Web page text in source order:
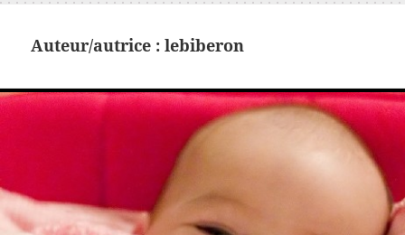
Auteur/autrice :lebiberon